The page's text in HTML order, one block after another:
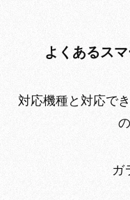
よくあるス
対応機種と対応で
ガ